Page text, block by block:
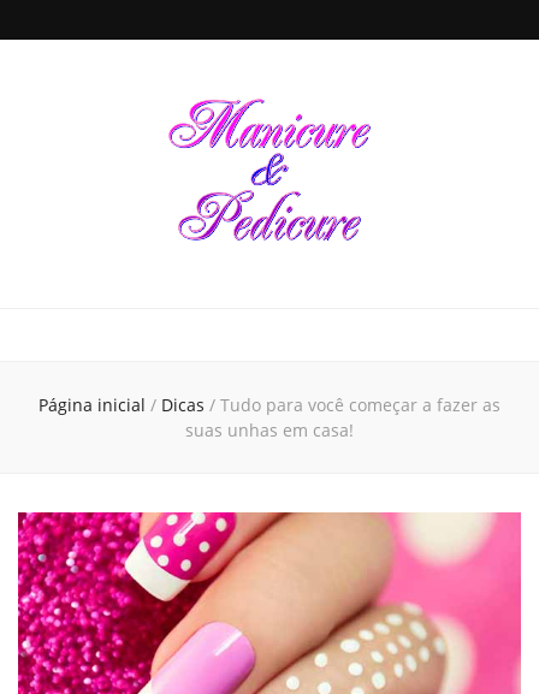
Página inicial / Dicas / Tudo para você começar a fazer as
suas unhas em casa!